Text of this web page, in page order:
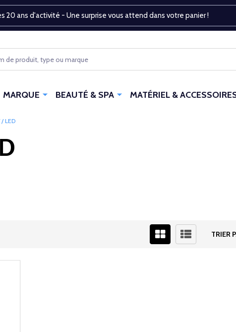
20 ans d'activité - Une surprise vous attend dans votre panier !
MARQUE BEAUTÉ & SPA MATÉRIEL &
LED
TRIER